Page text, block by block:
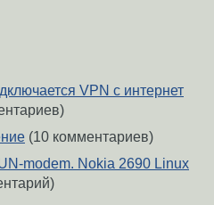
VPN с интернет
(10 комментариев)
modem. Nokia 2690 Linux